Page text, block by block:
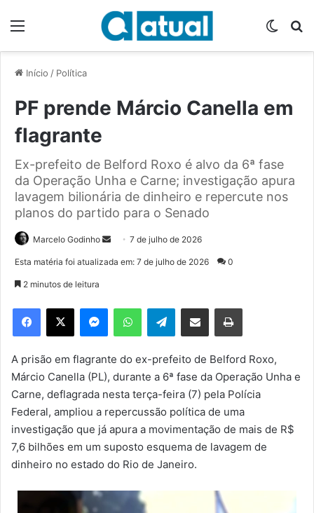
Início / Política
PF prende Márcio Canella em
flagrante
Ex-prefeito de Belford Roxo é alvo da 6ª fase
da Operação Unha e Carne; investigação apura
lavagem bilionária de dinheiro e repercute nos
planos do partido para o Senado
Marcelo Godinho
e
m
e
-
m
a
7 de julho de 2026
Esta matéria foi atualizada em: 7 de julho de 2026 0
2 minutos de leitura
Telegram
A prisão em flagrante do ex-prefeito de Belford Roxo,
Márcio Canella (PL), durante a 6ª fase da Operação Unha e
Carne, deflagrada nesta terça-feira (7) pela Polícia
Federal, ampliou a repercussão política de uma
investigação que já apura a movimentação de mais de R$
7,6 bilhões em um suposto esquema de lavagem de
dinheiro no estado do Rio de Janeiro.